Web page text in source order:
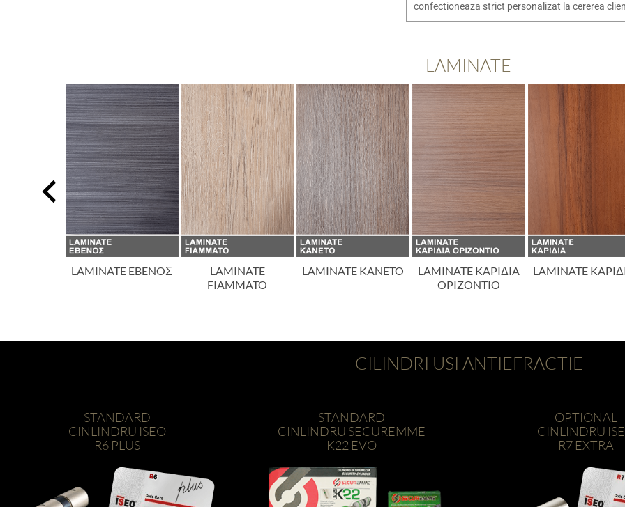
confectioneaza strict personalizat la cererea
LAMINATE
LAMINATE EBENOΣ
LAMINATE
FIAMMATO
LAMINATE KANETO
LAMINATE KAPIΔIA
OPIZONTIO
LAMINATE
CILINDRI USI ANTIEFRACTIE
STANDARD
CINLINDRU ISEO
R6 PLUS
STANDARD
CINLINDRU SECUREMME
K22 EVO
OPTIONAL
CINLINDRU
R7 EXTRA